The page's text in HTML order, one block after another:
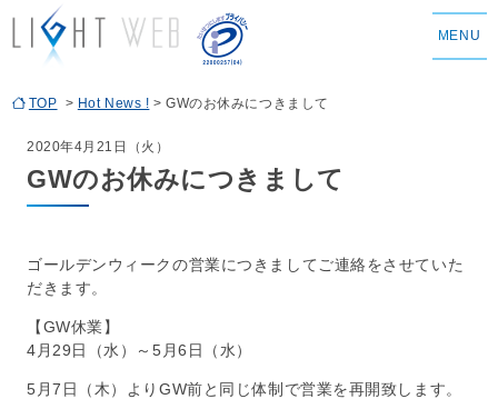
MENU
TOP > Hot News ! > GWのお休みにつきまして
2020年4月21日（火）
GWのお休みにつきまして
ゴールデンウィークの営業につきましてご連絡をさせていた
だきます。
【GW休業】
4月29日（水）～5月6日（水）
5月7日（木）よりGW前と同じ体制で営業を再開致します。